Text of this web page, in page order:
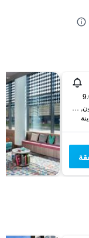
20-21 New Steine, برايتون, المملكة المتحدة